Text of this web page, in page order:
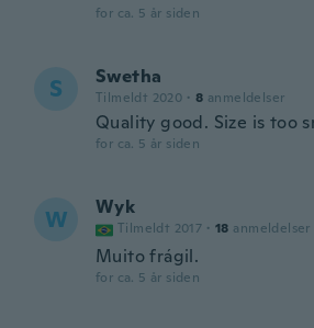
for ca. 5 år siden
S Swetha
Tilmeldt 2020 · 8 anmeldelser
Quality good. Size is too
for ca. 5 år siden
W Wyk
Tilmeldt 2017 · 18 anmeldelser
Muito frágil.
for ca. 5 år siden